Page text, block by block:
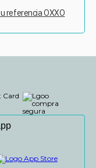
referencia OXXO